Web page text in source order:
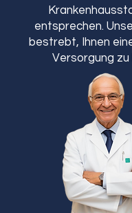
entsprechen.
bestrebt, Ihnen
Versorgung zu